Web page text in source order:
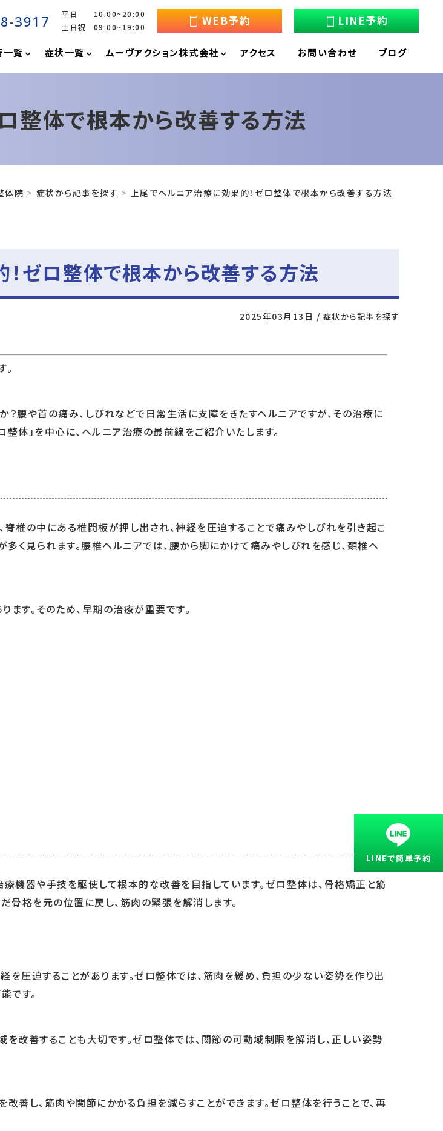
3917
平日 10:00~20:00
土日祝 09:00~19:00
WEB予約 LINE予約
一覧 症状一覧 ムーヴアクション株式会社 アクセス お問い合わせ ブログ
LINEで簡単予約
整体で根本から改善する方法
体院 症状から記事を探す 上尾でヘルニア治療に効果的！ゼロ整体で根本から改善する方法
ゼロ整体で根本から改善する方法
2025年03月13日 / 症状から記事を探す
腰や首の痛み、しびれなどで日常生活に支障をきたすヘルニアですが、その治療に
体」を中心に、ヘルニア治療の最前線をご紹介いたします。
脊椎の中にある椎間板が押し出され、神経を圧迫することで痛みやしびれを引き起こ
多く見られます。腰椎ヘルニアでは、腰から脚にかけて痛みやしびれを感じ、頚椎ヘ
す。そのため、早期の治療が重要です。
療機器や手技を駆使して根本的な改善を目指しています。ゼロ整体は、骨格矯正と筋
骨格を元の位置に戻し、筋肉の緊張を解消します。
圧迫することがあります。ゼロ整体では、筋肉を緩め、負担の少ない姿勢を作り出
です。
改善することも大切です。ゼロ整体では、関節の可動域制限を解消し、正しい姿勢
善し、筋肉や関節にかかる負担を減らすことができます。ゼロ整体を行うことで、再